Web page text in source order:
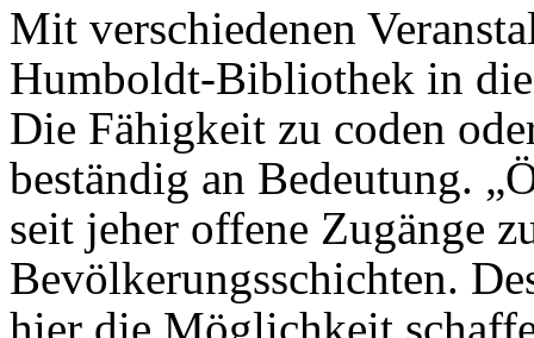
Mit verschiedenen
Humboldt-Bibliothek in die
Die Fähigkeit zu coden
beständig an Bedeutung.
seit jeher offene Zugänge
Bevölkerungsschichten.
hier die Möglichkeit